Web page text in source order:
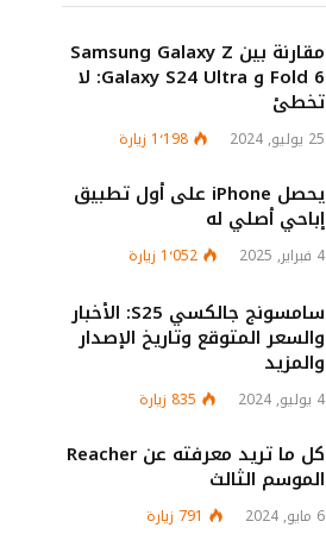
مقارنة بين Samsung Galaxy Z
Fold 6 و Galaxy S24 Ultra: لا
تخطئ
25 يوليو, 2024 1٬198 زيارة
يحصل iPhone على أول تطبيق
إباحي أصلي له
4 فبراير, 2025 1٬052 زيارة
سامسونج جالكسي S25: الأخبار
والسعر المتوقع وتاريخ الإصدار
والمزيد
4 يوليو, 2024 835 زيارة
كل ما تريد معرفته عن Reacher
الموسم الثالث
6 مايو, 2024 791 زيارة